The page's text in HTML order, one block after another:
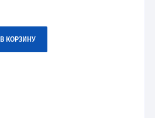
В КОРЗИНУ